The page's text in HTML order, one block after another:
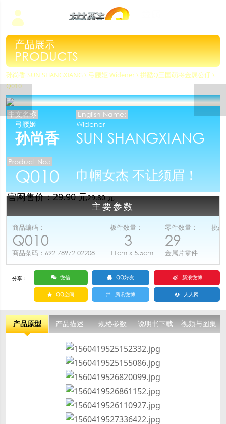
产品展示
PRODUCTS
孙尚香 SUN SHANGXIANG\ 弓腰姬 Widener \ 拼酷Q三国萌将金属公仔 \
Q010
中文名称
弓腰姬
孙尚香
English Name:
Widener
SUN SHANGXIANG
Product No.:
Q010 巾帼女杰 不让须眉！
官网售价：29.90元29.80 元
主要参数
商品编码：
Q010
商品条码：692 78972 02208
板件数量：
3
11cm x 5.5cm
零件数量：
29
金属片零件
挑战
分享： 微信 QQ好友 新浪微博
QQ空间 腾讯微博 人人网
产品原型 产品描述 规格参数 说明书下载 视频与图集